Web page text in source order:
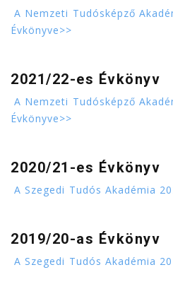
A Nemzeti Tudósképző
Évkönyve>>
2021/22-es Évkönyv
A Nemzeti Tudósképző
Évkönyve>>
2020/21-es Évkönyv
A Szegedi Tudós Akadémia
2019/20-as Évkönyv
A Szegedi Tudós Akadémia